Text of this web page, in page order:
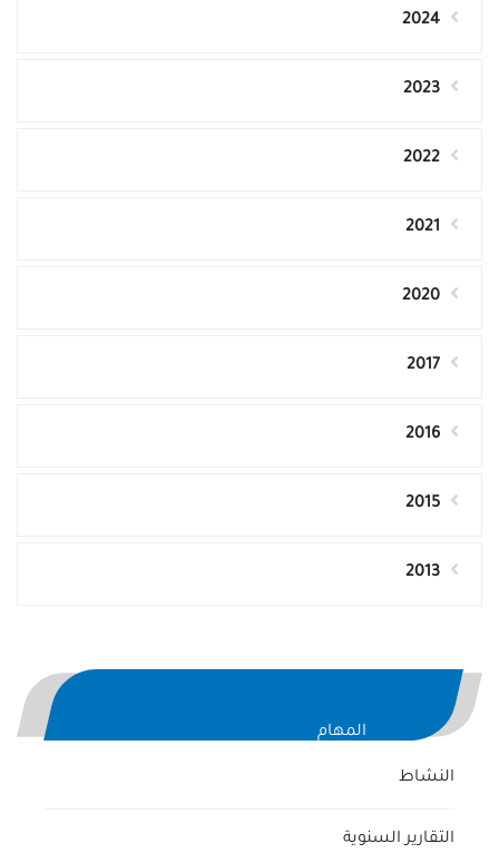
2024
2023
2022
2021
2020
2017
2016
2015
2013
المهام
النشاط
التقارير السنوية